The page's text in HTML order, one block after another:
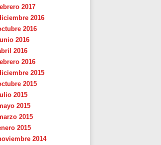
2017
2016
2016
2016
2016
2016
2015
2015
2015
2015
2015
2015
2014